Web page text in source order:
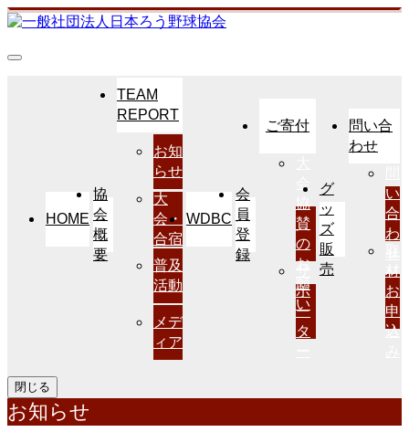
HOME
協
会
概
要
TEAM
REPORT
お知
らせ
大
会・
合宿
普及
活動
メデ
ィア
WDBC
会
員
登
録
ご寄付
協
賛
の
お
願
い
ポ
ー
タ
グ
ッ
ズ
販
売
問い合
わせ
い
合
わ
材
お
申
込
閉じる
お知らせ